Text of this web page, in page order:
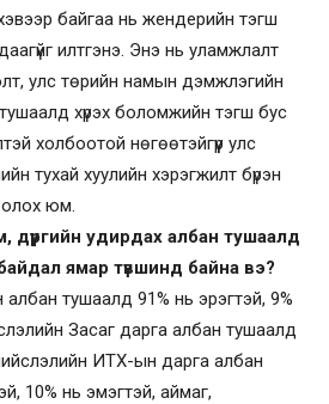
байгаа нь жендерийн тэгш
илтгэнэ. Энэ нь уламжлалт
улс төрийн намын дэмжлэгийн
хүрэх боломжийн тэгш бус
холбоотой нөгөөтэйгүүр улс
тухай хуулийн хэрэгжилт бүрэн
юм.
дүүргийн удирдах албан тушаалд
ямар түвшинд байна вэ?
тушаалд 91% нь эрэгтэй, 9%
Засаг дарга албан тушаалд
ИТХ-ын дарга албан
10% нь эмэгтэй, аймаг,